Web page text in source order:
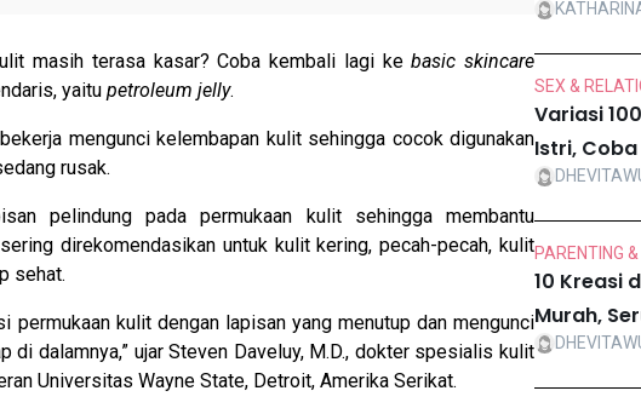
masih terasa kasar? Coba kembali lagi kebasic skincare
yaitu petroleum jelly.
mengunci kelembapan kulit sehingga cocok digunakan
rusak.
pelindung pada permukaan kulit sehingga membantu
direkomendasikan untuk kulit kering, pecah-pecah, kulit
sehat.
permukaan kulit dengan lapisan yang menutup dan mengunci
dalamnya,” ujar Steven Daveluy, M.D., dokter spesialis kulit
Universitas Wayne State, Detroit, Amerika Serikat.
SEX &
Variasi
Istri,
PARENTING
10 Kreasi
Murah,